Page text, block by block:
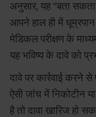
अनुसार, यह "बता
आपने हाल ही में
मेडिकल परीक्षण के
यह भविष्य के दावे को
दावे पर कार्रवाई करने
ऐसी जांच में निकोटीन
है तो दावा खारिज हो